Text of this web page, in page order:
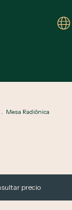
. Mesa Radiônica